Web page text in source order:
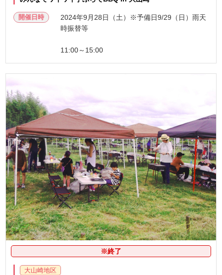
開催日時
2024年9月28日（土）※予備日9/29（日）雨天
時振替等
11:00～15:00
※終了
大山崎地区